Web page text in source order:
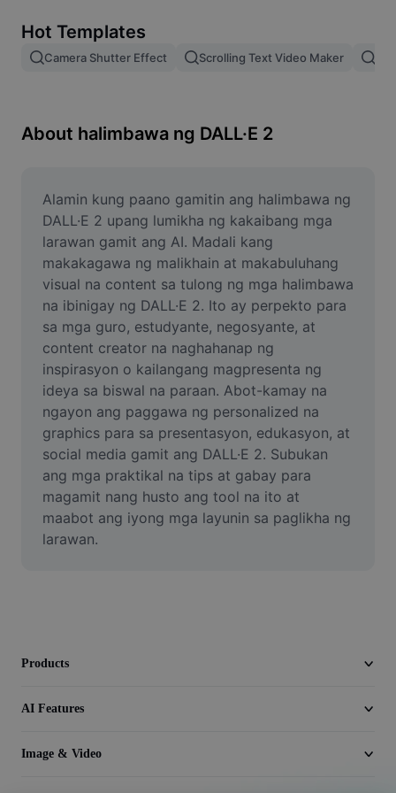
Image merge
Resize Image
Meme Generator
AI Text Remover
AI People Remover
AI Inpainting
Face Cutout
Video
Remove video BG
Enhance quality
Video Editor
Hot Templates
Camera Shutter Effect Scrolling Text Video Maker
About halimbawa ng DALL·E 2
Alamin kung paano gamitin ang halimbawa ng
DALL·E 2 upang lumikha ng kakaibang mga
larawan gamit ang AI. Madali kang
makakagawa ng malikhain at makabuluhang
visual na content sa tulong ng mga halimbawa
na ibinigay ng DALL·E 2. Ito ay perpekto para
sa mga guro, estudyante, negosyante, at
content creator na naghahanap ng
inspirasyon o kailangang magpresenta ng
ideya sa biswal na paraan. Abot-kamay na
ngayon ang paggawa ng personalized na
graphics para sa presentasyon, edukasyon, at
social media gamit ang DALL·E 2. Subukan
ang mga praktikal na tips at gabay para
magamit nang husto ang tool na ito at
maabot ang iyong mga layunin sa paglikha ng
larawan.
Products
AI Features
Image & Video